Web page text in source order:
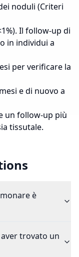
noduli (Criteri
Il follow-up di
in individui a
per verificare la
e di nuovo a
un follow-up più
tissutale.
è
trovato un